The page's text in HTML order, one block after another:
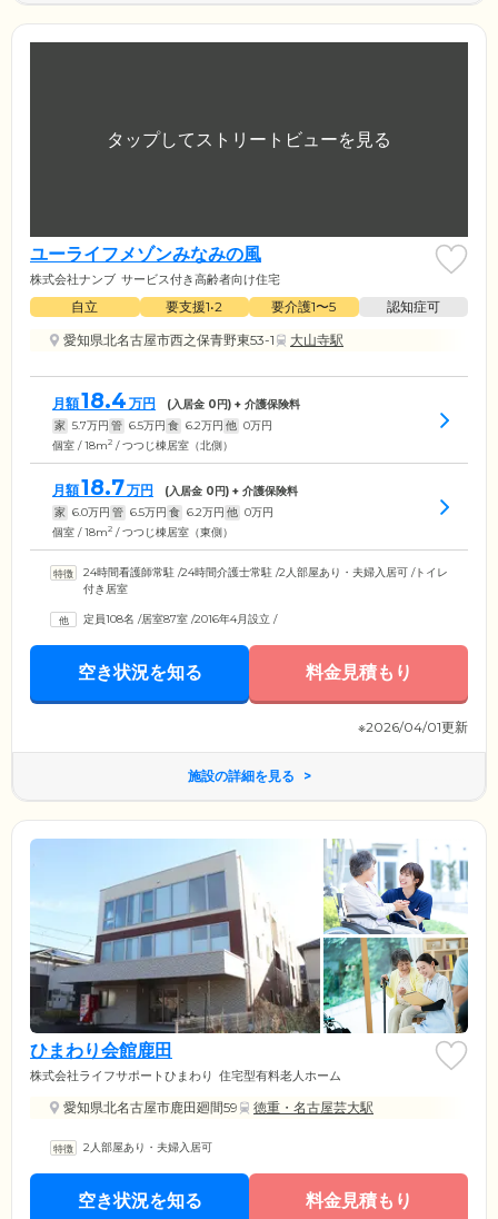
ユーライフメゾンみなみの風
株式会社ナンブ サービス付き高齢者向け住宅
自立 要支援1•2 要介護1〜5
認知症可
愛知県北名古屋市西之保青野東53-1
大山寺駅
月額18.4 万円 (入居金 0円) + 介護保険料
家 5.7万円 管 6.5万円 食 6.2万円 他 0万円
個室 / 18m2 / つつじ棟居室（北側）
月額18.7万円 (入居金 0円) + 介護保険料
家 6.0万円 管 6.5万円 食 6.2万円 他 0万円
個室 / 18m2 / つつじ棟居室（東側）
24時間看護師常駐 /24時間介護士常駐 /2人部屋あり・夫婦入居可 /トイレ
付き居室
定員108名 /居室87室 /2016年4月設立 /
空き状況を知る 料金見積もり
※2026/04/01更新
施設の詳細を見る
ひまわり会館鹿田
株式会社ライフサポートひまわり 住宅型有料老人ホーム
愛知県北名古屋市鹿田廻間59 徳重・名古屋芸大駅
2人部屋あり・夫婦入居可
空き状況を知る 料金見積もり